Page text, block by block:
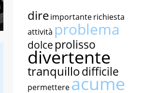
direimportanterichiesta
attività problema
dolce prolisso
divertente
tranquillodifficile
permettereacume